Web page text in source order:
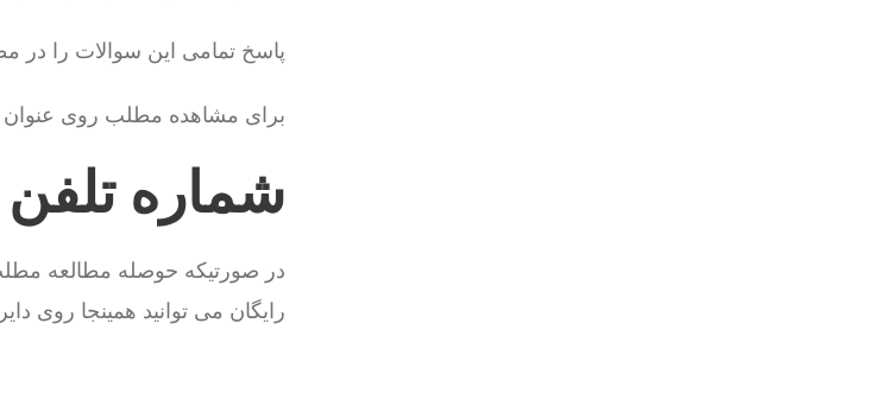
پاسخ تمامی این سوالات را در
برای مشاهده مطلب روی عنوان
شماره
در صورتیکه حوصله مطالعه
رایگان می توانید همینجا روی